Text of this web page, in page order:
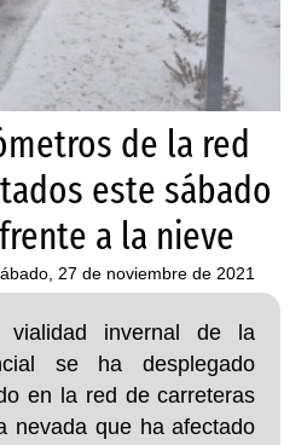
de la red
este sábado
a la nieve
27 de noviembre de 2021
vialidad invernal de la
se ha desplegado
en la red de carreteras
nevada que ha afectado